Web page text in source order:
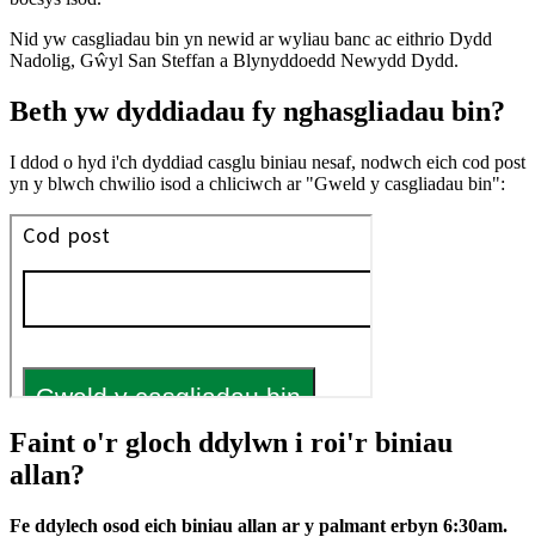
Nid yw casgliadau bin yn newid ar wyliau banc ac eithrio Dydd
Nadolig, Gŵyl San Steffan a Blynyddoedd Newydd Dydd.
Beth yw dyddiadau fy nghasgliadau bin?
I ddod o hyd i'ch dyddiad casglu biniau nesaf, nodwch eich cod post
yn y blwch chwilio isod a chliciwch ar "Gweld y casgliadau bin":
Faint o'r gloch ddylwn i roi'r biniau
allan?
Fe ddylech osod eich biniau allan ar y palmant erbyn 6:30am.